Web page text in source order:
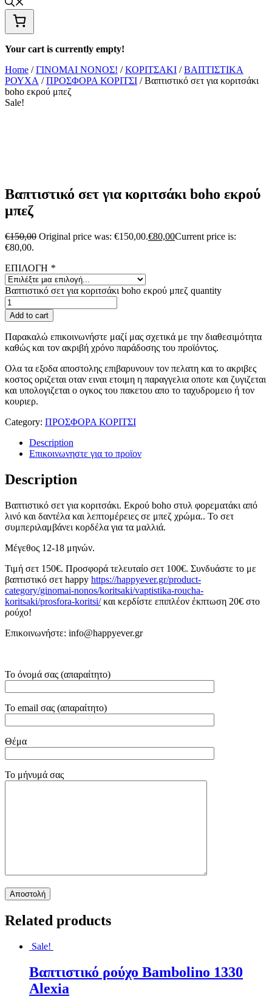
Your cart is currently empty!
Home /ΓΙΝΟΜΑΙ ΝΟΝΟΣ! /ΚΟΡΙΤΣΑΚΙ /ΒΑΠΤΙΣΤΙΚΑ
ΡΟΥΧΑ /ΠΡΟΣΦΟΡΑ ΚΟΡΙΤΣΙ / Βαπτιστικό σετ για κοριτσάκι
boho εκρού μπεζ
Sale!
Βαπτιστικό σετ για κοριτσάκι boho εκρού
μπεζ
€150,00 Original price was: €150,00.€80,00Current price is:
€80,00.
ΕΠΙΛΟΓΗ *
Βαπτιστικό σετ για κοριτσάκι boho εκρού μπεζ quantity
Add to cart
Παρακαλώ επικοινωνήστε μαζί μας σχετικά με την διαθεσιμότητα
καθώς και τον ακριβή χρόνο παράδοσης του προϊόντος.
Ολα τα εξοδα αποστολης επιβαρυνουν τον πελατη και το ακριβες
κοστος οριζεται οταν ειναι ετοιμη η παραγγελια οποτε και ζυγιζεται
και υπολογιζεται ο ογκος του πακετου απο το ταχυδρομειο ή τον
κουριερ.
Category: ΠΡΟΣΦΟΡΑ ΚΟΡΙΤΣΙ
Description
Επικοινωνηστε για το προϊoν
Description
Βαπτιστικό σετ για κοριτσάκι. Εκρού boho στυλ φορεματάκι από
λινό και δαντέλα και λεπτομέρειες σε μπεζ χρώμα.. Το σετ
συμπεριλαμβάνει κορδέλα για τα μαλλιά.
Μέγεθος 12-18 μηνών.
Τιμή σετ 150€. Προσφορά τελευταίο σετ 100€. Συνδυάστε το με
βαπτιστικό σετ happy https://happyever.gr/product-
category/ginomai-nonos/koritsaki/vaptistika-roucha-
koritsaki/prosfora-koritsi/και κερδίστε επιπλέον έκπτωση 20€ στο
ρούχο!
Επικοινωνήστε: info@happyever.gr
Το όνομά σας (απαραίτητο)
Το email σας (απαραίτητο)
Θέμα
Το μήνυμά σας
Related products
Sale!
Βαπτιστικό ρούχο Bambolino 1330
Alexia